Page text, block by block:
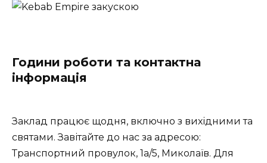
Години роботи та контактна
інформація
Заклад працює щодня, включно з вихідними та
святами. Завітайте до нас за адресою:
Транспортний провулок, 1а/5, Миколаїв. Для